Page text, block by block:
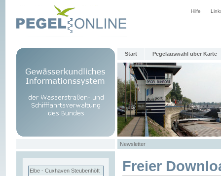
Hilfe
Start Pegelauswahl über Karte
Newsletter
Elbe - Cuxhaven Steubenhöft Freier